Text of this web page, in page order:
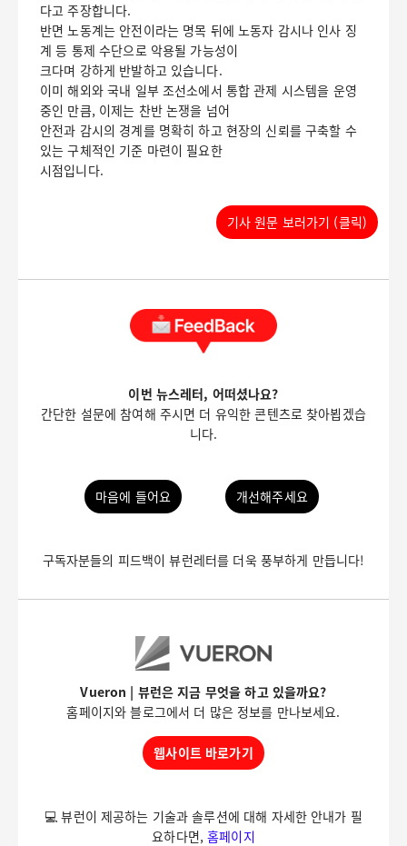
다고 주장합니다.
반면 노동계는 안전이라는 명목 뒤에 노동자 감시나 인사 징
계 등 통제 수단으로 악용될 가능성이
크다며 강하게 반발하고 있습니다.
이미 해외와 국내 일부 조선소에서 통합 관제 시스템을 운영
중인 만큼, 이제는 찬반 논쟁을 넘어
안전과 감시의 경계를 명확히 하고 현장의 신뢰를 구축할 수
있는 구체적인 기준 마련이 필요한
시점입니다.
기사 원문 보러가기 (클릭)
이번 뉴스레터, 어떠셨나요?
간단한 설문에 참여해 주시면 더 유익한 콘텐츠로 찾아뵙겠습
니다.
마음에 들어요 개선해주세요
구독자분들의 피드백이 뷰런레터를 더욱 풍부하게 만듭니다!
Vueron | 뷰런은 지금 무엇을 하고 있을까요?
홈페이지와 블로그에서 더 많은 정보를 만나보세요.
웹사이트 바로가기
💻 뷰런이 제공하는 기술과 솔루션에 대해 자세한 안내가 필
요하다면,홈페이지